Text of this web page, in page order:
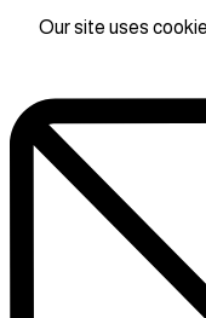
Our site uses